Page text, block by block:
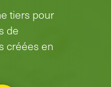
tiers pour
de
créées en